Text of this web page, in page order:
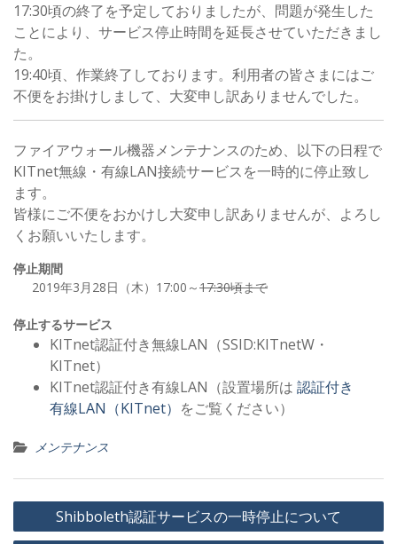
17:30頃の終了を予定しておりましたが、問題が発生した
ことにより、サービス停止時間を延長させていただきまし
た。
19:40頃、作業終了しております。利用者の皆さまにはご
不便をお掛けしまして、大変申し訳ありませんでした。
ファイアウォール機器メンテナンスのため、以下の日程で
KITnet無線・有線LAN接続サービスを一時的に停止致し
ます。
皆様にご不便をおかけし大変申し訳ありませんが、よろし
くお願いいたします。
停止期間
2019年3月28日（木）17:00～17:30頃まで
停止するサービス
KITnet認証付き無線LAN（SSID:KITnetW・
KITnet）
KITnet認証付き有線LAN（設置場所は 認証付き
有線LAN（KITnet） をご覧ください）
メンテナンス
投
稿
Shibboleth認証サービスの一時停止について